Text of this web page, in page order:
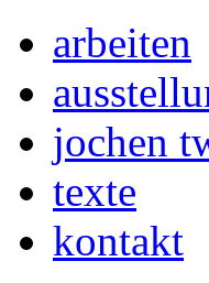
arbeiten
jochen
texte
kontakt